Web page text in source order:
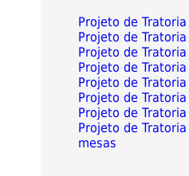
Projeto de
Projeto de
Projeto de
Projeto de
Projeto de
Projeto de
Projeto de
Projeto de
mesas